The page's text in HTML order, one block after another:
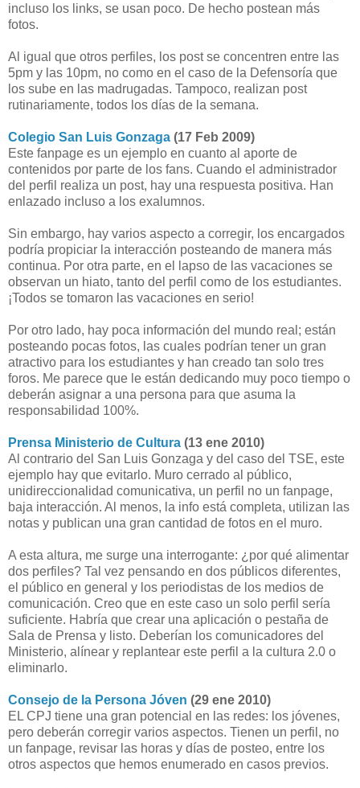
incluso los links, se usan poco. De hecho postean más
fotos.
Al igual que otros perfiles, los post se concentren entre las
5pm y las 10pm, no como en el caso de la Defensoría que
los sube en las madrugadas. Tampoco, realizan post
rutinariamente, todos los días de la semana.
Colegio San Luis Gonzaga (17 Feb 2009)
Este fanpage es un ejemplo en cuanto al aporte de
contenidos por parte de los fans. Cuando el administrador
del perfil realiza un post, hay una respuesta positiva. Han
enlazado incluso a los exalumnos.
Sin embargo, hay varios aspecto a corregir, los encargados
podría propiciar la interacción posteando de manera más
continua. Por otra parte, en el lapso de las vacaciones se
observan un hiato, tanto del perfil como de los estudiantes.
¡Todos se tomaron las vacaciones en serio!
Por otro lado, hay poca información del mundo real; están
posteando pocas fotos, las cuales podrían tener un gran
atractivo para los estudiantes y han creado tan solo tres
foros. Me parece que le están dedicando muy poco tiempo o
deberán asignar a una persona para que asuma la
responsabilidad 100%.
Prensa Ministerio de Cultura (13 ene 2010)
Al contrario del San Luis Gonzaga y del caso del TSE, este
ejemplo hay que evitarlo. Muro cerrado al público,
unidireccionalidad comunicativa, un perfil no un fanpage,
baja interacción. Al menos, la info está completa, utilizan las
notas y publican una gran cantidad de fotos en el muro.
A esta altura, me surge una interrogante: ¿por qué alimentar
dos perfiles? Tal vez pensando en dos públicos diferentes,
el público en general y los periodistas de los medios de
comunicación. Creo que en este caso un solo perfil sería
suficiente. Habría que crear una aplicación o pestaña de
Sala de Prensa y listo. Deberían los comunicadores del
Ministerio, alínear y replantear este perfil a la cultura 2.0 o
eliminarlo.
Consejo de la Persona Jóven (29 ene 2010)
EL CPJ tiene una gran potencial en las redes: los jóvenes,
pero deberán corregir varios aspectos. Tienen un perfil, no
un fanpage, revisar las horas y días de posteo, entre los
otros aspectos que hemos enumerado en casos previos.